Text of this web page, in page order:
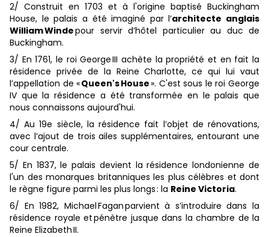
2/ Construit en 1703 et à l'origine baptisé Buckingham
House, le palais a été imaginé par l’architecte anglais
William Windepour servir d’hôtel particulier au duc de
Buckingham.
3/ En 1761, le roi George III achète la propriété et en fait la
résidence privée de la Reine Charlotte, ce qui lui vaut
l’appellation de «Queen's House ». C'est sous le roi George
IV que la résidence a été transformée en le palais que
nous connaissons aujourd'hui.
4/ Au 19e siècle, la résidence fait l’objet de rénovations,
avec l’ajout de trois ailes supplémentaires, entourant une
cour centrale.
5/ En 1837, le palais devient la résidence londonienne de
l'un des monarques britanniques les plus célèbres et dont
le règne figure parmi les plus longs : la Reine Victoria.
6/ En 1982, Michael Fagan parvient à s’introduire dans la
résidence royale et pénètre jusque dans la chambre de la
Reine Elizabeth II.